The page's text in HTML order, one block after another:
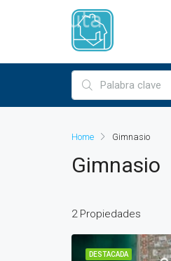
Home Gimnasio
Gimnasio
2 Propiedades
DESTACADA